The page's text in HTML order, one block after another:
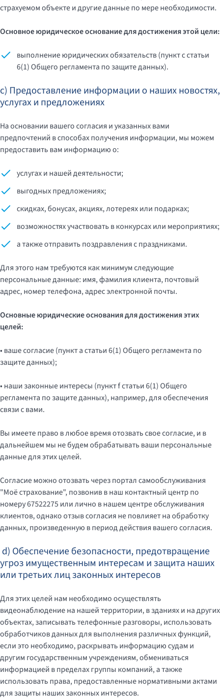
страхуемом объекте и другие данные по мере необходимости.
Основное юридическое основание для достижения этой цели:
выполнение юридических обязательств (пункт c статьи
6(1) Общего регламента по защите данных).
c) Предоставление информации о наших новостях,
услугах и предложениях
На основании вашего согласия и указанных вами
предпочтений в способах получения информации, мы можем
предоставить вам информацию о:
услугах и нашей деятельности;
выгодных предложениях;
скидках, бонусах, акциях, лотереях или подарках;
возможностях участвовать в конкурсах или мероприятиях;
а также отправить поздравления с праздниками.
Для этого нам требуются как минимум следующие
персональные данные: имя, фамилия клиента, почтовый
адрес, номер телефона, адрес электронной почты.
Основные юридические основания для достижения этих
целей:
• ваше согласие (пункт a статьи 6(1) Общего регламента по
защите данных);
• наши законные интересы (пункт f статьи 6(1) Общего
регламента по защите данных), например, для обеспечения
связи с вами.
Вы имеете право в любое время отозвать свое согласие, и в
дальнейшем мы не будем обрабатывать ваши персональные
данные для этих целей.
Согласие можно отозвать через портал самообслуживания
"Моё страхование", позвонив в наш контактный центр по
номеру 67522275 или лично в нашем центре обслуживания
клиентов, однако отзыв согласия не повлияет на обработку
данных, произведенную в период действия вашего согласия.
d) Обеспечение безопасности, предотвращение
угроз имущественным интересам и защита наших
или третьих лиц законных интересов
Для этих целей нам необходимо осуществлять
видеонаблюдение на нашей территории, в зданиях и на других
объектах, записывать телефонные разговоры, использовать
обработчиков данных для выполнения различных функций,
если это необходимо, раскрывать информацию судам и
другим государственным учреждениям, обмениваться
информацией в пределах группы компаний, а также
использовать права, предоставленные нормативными актами
для защиты наших законных интересов.